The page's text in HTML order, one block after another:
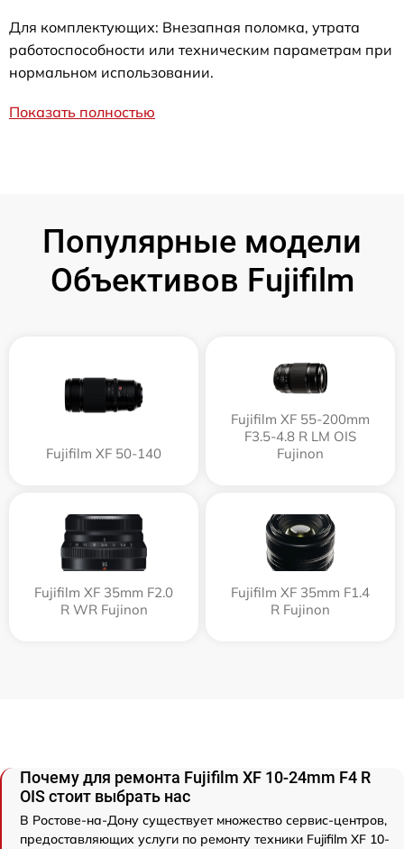
Для комплектующих: Внезапная поломка, утрата
работоспособности или техническим параметрам при
нормальном использовании.
Показать полностью
Популярные модели
Объективов Fujifilm
Fujifilm XF 50-140
Fujifilm XF 55-200mm
F3.5-4.8 R LM OIS
Fujinon
Fujifilm XF 35mm F2.0
R WR Fujinon
Fujifilm XF 35mm F1.4
R Fujinon
Почему для ремонта Fujifilm XF 10-24mm F4 R
OIS стоит выбрать нас
В Ростове-на-Дону существует множество сервис-центров,
предоставляющих услуги по ремонту техники Fujifilm XF 10-